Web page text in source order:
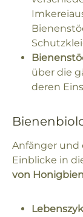
über die
deren
Anfänger und
Einblicke in
von